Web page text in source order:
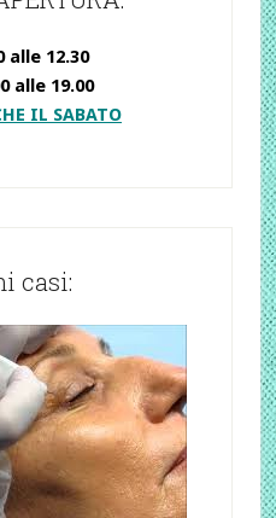
alle 12.30
alle 19.00
IL SABATO
casi: